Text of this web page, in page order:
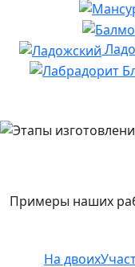
Примеры наших
На двоих